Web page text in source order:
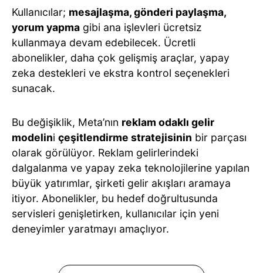
Kullanıcılar; mesajlaşma, gönderi paylaşma,
yorum yapma gibi ana işlevleri ücretsiz
kullanmaya devam edebilecek. Ücretli
abonelikler, daha çok gelişmiş araçlar, yapay
zeka destekleri ve ekstra kontrol seçenekleri
sunacak.
Bu değişiklik, Meta’nın reklam odaklı gelir
modelini çeşitlendirme stratejisinin bir parçası
olarak görülüyor. Reklam gelirlerindeki
dalgalanma ve yapay zeka teknolojilerine yapılan
büyük yatırımlar, şirketi gelir akışları aramaya
itiyor. Abonelikler, bu hedef doğrultusunda
servisleri genişletirken, kullanıcılar için yeni
deneyimler yaratmayı amaçlıyor.